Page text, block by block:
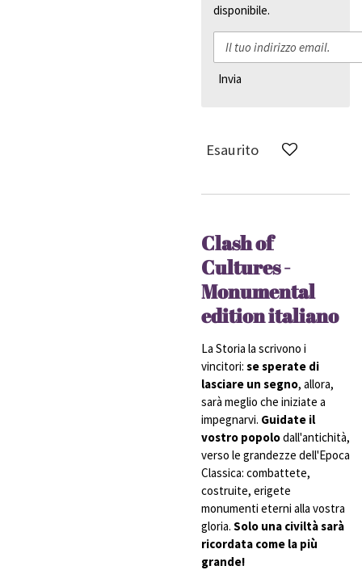
disponibile.
Invia
Esaurito
Clash of
Cultures -
Monumental
edition italiano
La Storia la scrivono i
vincitori: se sperate di
lasciare un segno, allora,
sarà meglio che iniziate a
impegnarvi. Guidate il
vostro popolodall'antichità,
verso le grandezze dell'Epoca
Classica: combattete,
costruite, erigete
monumenti eterni alla vostra
gloria. Solo una civiltà sarà
ricordata come la più
grande!